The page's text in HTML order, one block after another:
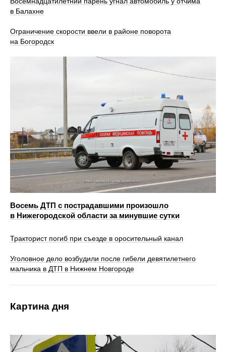
в Балахне
Ограничение скорости ввели в районе поворота
на Богородск
Восемь ДТП с пострадавшими произошло
в Нижегородской области за минувшие сутки
Тракторист погиб при съезде в оросительный канал
Уголовное дело возбудили после гибели девятилетнего
мальчика в ДТП в Нижнем Новгороде
Картина дня